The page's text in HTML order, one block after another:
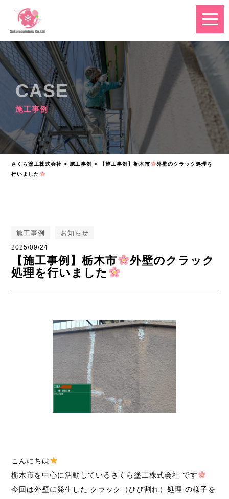
CASE
施工事例
さくら塗工株式会社 >施工事例 > 【施工事例】栃木市
外壁のクラック処理を
行いました
施工事例 お知らせ
2025/09/24
【施工事例】栃木市
外壁のクラック
処理を行いました
こんにちは
栃木市を中心に活動しているさくら塗工株式会社 です
今回は外壁に発生した クラック（ひび割れ）処理 の様子を